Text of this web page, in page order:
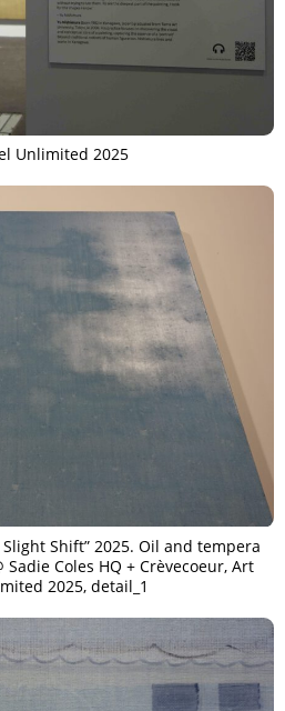
Unlimited 2025
Slight Shift” 2025. Oil and tempera
Coles HQ + Crèvecoeur, Art
2025, detail_1